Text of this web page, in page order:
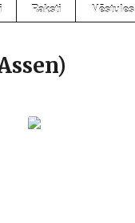
Raksti Vēstules